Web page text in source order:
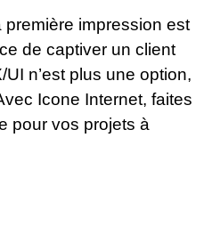
impression est
de captiver un client
n’est plus une option,
Icone Internet, faites
pour vos projets à